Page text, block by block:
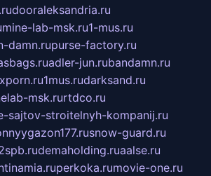
dooraleksandria.ru
mine-lab-msk.ru1-mus.ru
damn.rupurse-factory.ru
adler-jun.rubandamn.ru
1mus.rudarksand.ru
msk.rurtdco.ru
sajtov-stroitelnyh-kompanij.ru
snow-guard.ru
demaholding.ruaalse.ru
perkoka.rumovie-one.ru